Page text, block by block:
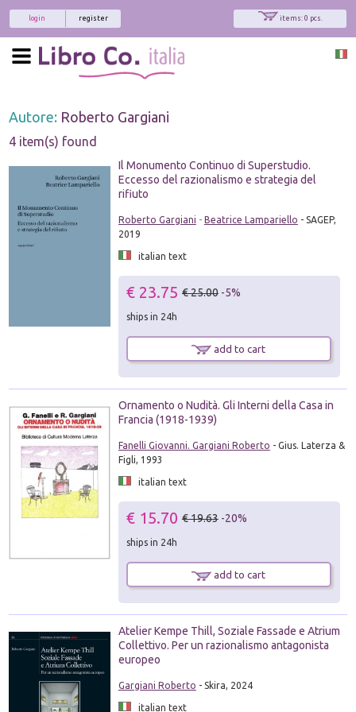
items: 0 pcs.
register
login
Autore: Roberto Gargiani
4 item(s) found
Il Monumento Continuo di Superstudio.
Eccesso del razionalismo e strategia del
rifiuto
Roberto Gargiani - Beatrice Lampariello - SAGEP,
2019
italian text
€ 23.75 € 25.00 -5%
ships in 24h
add to cart
Ornamento o Nudità. Gli Interni della Casa in
Francia (1918-1939)
Fanelli Giovanni. Gargiani Roberto - Gius. Laterza &
Figli, 1993
italian text
€ 15.70 € 19.63 -20%
ships in 24h
add to cart
Atelier Kempe Thill, Soziale Fassade e Atrium
Collettivo. Per un razionalismo antagonista
europeo
Gargiani Roberto - Skira, 2024
italian text